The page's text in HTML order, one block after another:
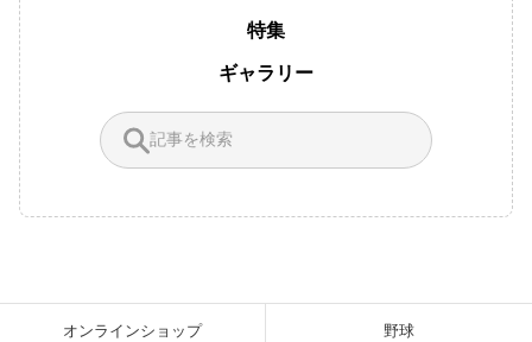
特集
ギャラリー
オンラインショップ 野球